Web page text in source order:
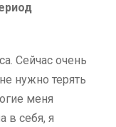
Сейчас очень
нужно терять
меня
в себя, я